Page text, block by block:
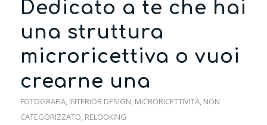
Dedicato a te che hai
una struttura
microricettiva o vuoi
crearne una
FOTOGRAFIA, INTERIOR DESIGN, MICRORICETTIVITÀ, NON
CATEGORIZZATO, RELOOKING